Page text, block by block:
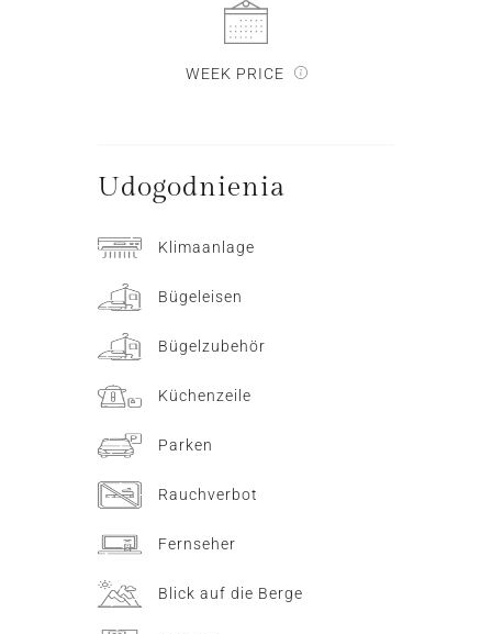
WEEK PRICE
Udogodnienia
Klimaanlage
Bügeleisen
Bügelzubehör
Küchenzeile
Parken
Rauchverbot
Fernseher
Blick auf die Berge